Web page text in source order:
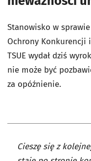
Stanowisko w sprawie
Ochrony Konkurencji
TSUE wydał dziś
nie może być
za opóźnienie.
Cieszę się z